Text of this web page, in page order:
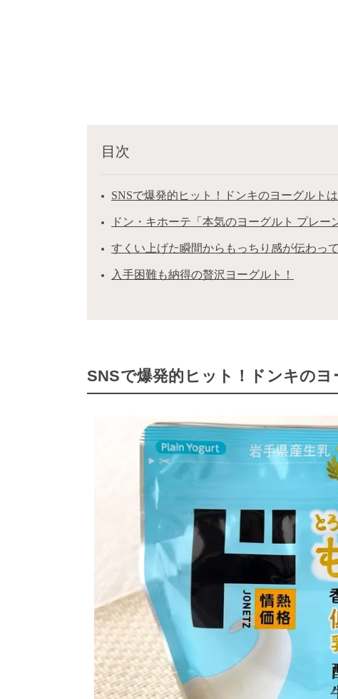
目次
SNSで爆発的ヒット！ドンキのヨーグルト
ドン・キホーテ「本気のヨーグルト プレー
すくい上げた瞬間からもっちり感が伝わっ
入手困難も納得の贅沢ヨーグルト！
SNSで爆発的ヒット！ドンキの